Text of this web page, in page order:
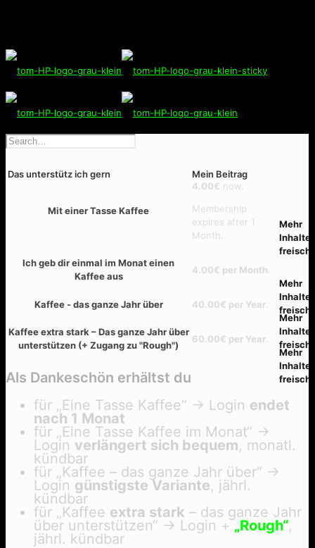
Mit einer Tasse Kaffee
4.00€ now.
Membership
expires after 1
Month.
Ich geb dir einmal im Monat einen
Kaffee aus
4.00€ per Month
Kaffee - das ganze Jahr über 40.00€ per Year Select
Kaffee extra stark – Das ganze Jahr über
unterstützen (+ Zugang zu "Rough")
60.00€ per Year Select
Als Dankeschön erhältst du
für „Eine Tasse Kaffee“ → Login endet
nach 1 Monat
für „Eine Tasse Kaffee im Monat“ →
Login verlängert sich bequem, monatl.
kündbar
für „Kaffee – das ganze Jahr über“ →
Login günstigste Variante, jährl.
kündbar
für „Kaffee extra stark – das ganze Jahr
über unterstützen“ → Login +„Rough“,
jährl. kündbar